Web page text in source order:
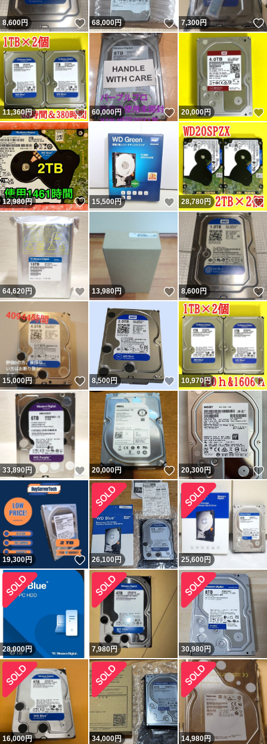
8,600円 いいね！
68,000円 いいね！
7,300円
11,360円 いいね！
60,000円 いいね！
20,000円
12,980円 いいね！
15,500円 いいね！
28,780円
64,620 円 いいね！
13,980円 いいね！
8,600円
15,000円 いいね！
8,500円 いいね！
10,970円
33,890円 いいね！
20,000円 いいね！
20,300円
19,300円 いいね！
26,100円 25,600円
28,000円 7,980円 30,980円
16,000円 34,000円 14,980円